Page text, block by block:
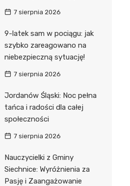
7 sierpnia 2026
9-latek sam w pociągu: jak
szybko zareagowano na
niebezpieczną sytuację!
7 sierpnia 2026
Jordanów Śląski: Noc pełna
tańca i radości dla całej
społeczności
7 sierpnia 2026
Nauczycielki z Gminy
Siechnice: Wyróżnienia za
Pasję i Zaangażowanie